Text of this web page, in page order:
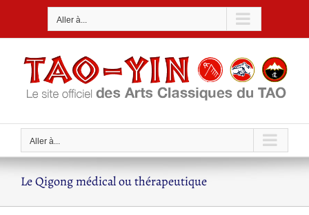
Aller à...
Aller à...
Le Qigong médical ou thérapeutique